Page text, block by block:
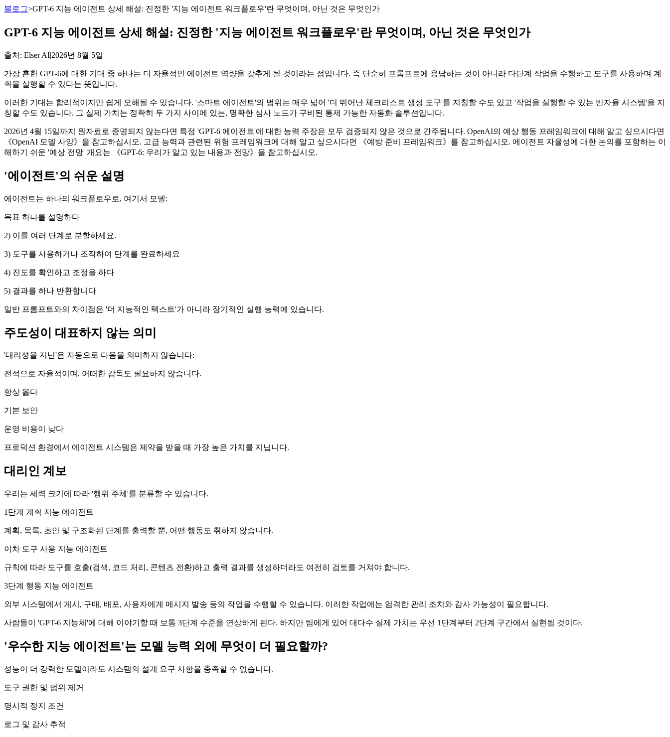
블로그>GPT-6 지능 에이전트 상세 해설: 진정한 '지능 에이전트 워크플로우'란 무엇이며, 아닌 것은 무엇인가
GPT-6 지능 에이전트 상세 해설: 진정한 '지능 에이전트 워크플로우'란 무엇이며, 아닌 것은 무엇인가
출처 : Elser AI|2026년 8월 5일
가장 흔한 GPT-6에 대한 기대 중 하나는 더 자율적인 에이전트 역량을 갖추게 될 것이라는 점입니다. 즉 단순히 프롬프트에 응답하는 것이 아니라 다단계 작업을 수행하고 도구를 사용하며 계
획을 실행할 수 있다는 뜻입니다.
이러한 기대는 합리적이지만 쉽게 오해될 수 있습니다. '스마트 에이전트'의 범위는 매우 넓어 '더 뛰어난 체크리스트 생성 도구'를 지칭할 수도 있고 '작업을 실행할 수 있는 반자율 시스템'을 지
칭할 수도 있습니다. 그 실제 가치는 정확히 두 가지 사이에 있는, 명확한 심사 노드가 구비된 통제 가능한 자동화 솔루션입니다.
2026년 4월 15일까지 원자료로 증명되지 않는다면 특정 'GPT-6 에이전트'에 대한 능력 주장은 모두 검증되지 않은 것으로 간주됩니다. OpenAI의 예상 행동 프레임워크에 대해 알고 싶으시다면
《OpenAI 모델 사양》을 참고하십시오. 고급 능력과 관련된 위험 프레임워크에 대해 알고 싶으시다면 《예방 준비 프레임워크》를 참고하십시오. 에이전트 자율성에 대한 논의를 포함하는 이
해하기 쉬운 '예상 전망' 개요는 《GPT-6: 우리가 알고 있는 내용과 전망》을 참고하십시오.
'에이전트'의 쉬운 설명
에이전트는 하나의 워크플로우로, 여기서 모델:
목표 하나를 설명하다
2) 이를 여러 단계로 분할하세요.
3) 도구를 사용하거나 조작하여 단계를 완료하세요
4) 진도를 확인하고 조정을 하다
5) 결과를 하나 반환합니다
일반 프롬프트와의 차이점은 '더 지능적인 텍스트'가 아니라 장기적인 실행 능력에 있습니다.
주도성이 대표하지 않는 의미
'대리성을 지닌'은 자동으로 다음을 의미하지 않습니다:
전적으로 자율적이며, 어떠한 감독도 필요하지 않습니다.
항상 옳다
기본 보안
운영 비용이 낮다
프로덕션 환경에서 에이전트 시스템은 제약을 받을 때 가장 높은 가치를 지닙니다.
대리인 계보
우리는 세력 크기에 따라 '행위 주체'를 분류할 수 있습니다.
1단계 계획 지능 에이전트
계획, 목록, 초안 및 구조화된 단계를 출력할 뿐, 어떤 행동도 취하지 않습니다.
이차 도구 사용 지능 에이전트
규칙에 따라 도구를 호출(검색, 코드 처리, 콘텐츠 전환)하고 출력 결과를 생성하더라도 여전히 검토를 거쳐야 합니다.
3단계 행동 지능 에이전트
외부 시스템에서 게시, 구매, 배포, 사용자에게 메시지 발송 등의 작업을 수행할 수 있습니다. 이러한 작업에는 엄격한 관리 조치와 감사 가능성이 필요합니다.
사람들이 'GPT-6 지능체'에 대해 이야기할 때 보통 3단계 수준을 연상하게 된다. 하지만 팀에게 있어 대다수 실제 가치는 우선 1단계부터 2단계 구간에서 실현될 것이다.
'우수한 지능 에이전트'는 모델 능력 외에 무엇이 더 필요할까?
성능이 더 강력한 모델이라도 시스템의 설계 요구 사항을 충족할 수 없습니다.
도구 권한 및 범위 제거
명시적 정지 조건
로그 및 감사 추적